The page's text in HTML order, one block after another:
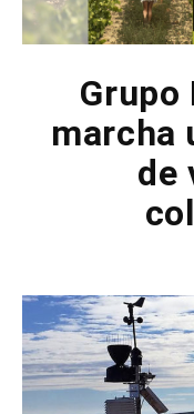
Grupo
marcha
de